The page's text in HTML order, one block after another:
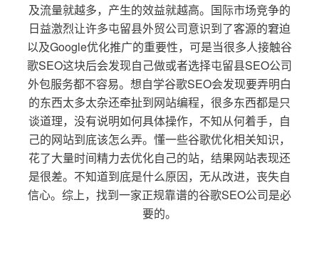
及流量就越多，产生的效益就越高。国际市场竞争的
日益激烈让许多屯留县外贸公司意识到了客源的窘迫
以及Google优化推广的重要性，可是当很多人接触谷
歌SEO这块后会发现自己做或者选择屯留县SEO公司
外包服务都不容易。想自学谷歌SEO会发现要弄明白
的东西太多太杂还牵扯到网站编程，很多东西都是只
谈道理，没有说明如何具体操作，不知从何着手，自
己的网站到底该怎么弄。懂一些谷歌优化相关知识，
花了大量时间精力去优化自己的站，结果网站表现还
是很差。不知道到底是什么原因，无从改进，丧失自
信心。综上，找到一家正规靠谱的谷歌SEO公司是必
要的。